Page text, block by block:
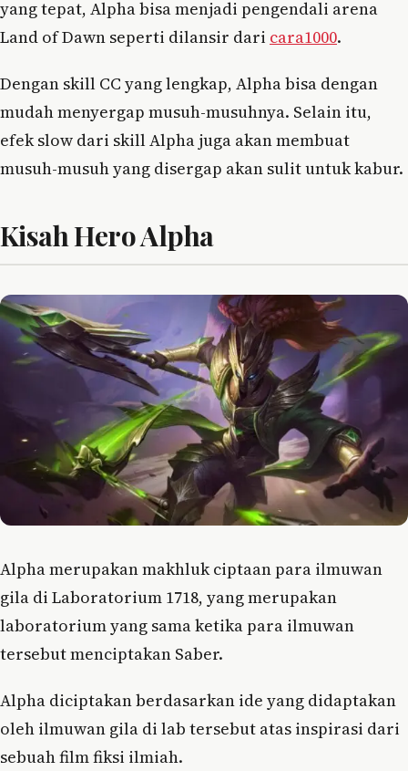
yang tepat, Alpha bisa menjadi pengendali arena
Land of Dawn seperti dilansir dari cara1000.
Dengan skill CC yang lengkap, Alpha bisa dengan
mudah menyergap musuh-musuhnya. Selain itu,
efek slow dari skill Alpha juga akan membuat
musuh-musuh yang disergap akan sulit untuk kabur.
Kisah Hero Alpha
Alpha merupakan makhluk ciptaan para ilmuwan
gila di Laboratorium 1718, yang merupakan
laboratorium yang sama ketika para ilmuwan
tersebut menciptakan Saber.
Alpha diciptakan berdasarkan ide yang didaptakan
oleh ilmuwan gila di lab tersebut atas inspirasi dari
sebuah film fiksi ilmiah.